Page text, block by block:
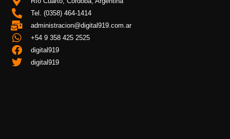
Tel. (0358) 464-1414
administracion@digital919.com.ar
+54 9 358 425 2525
digital919
digital919